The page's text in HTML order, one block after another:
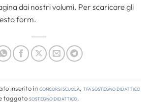
dai nostri volumi. Per scaricare gli
form.
inserito inConcorsi Scuola, TFA Sostegno Didattico
taggatosostegno didattico.